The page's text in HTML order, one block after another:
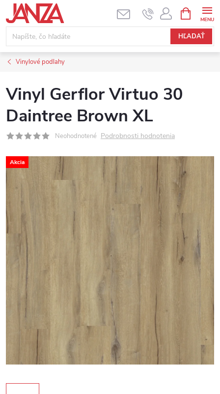
Prejsť na obsah
HĽADAŤ
Vinylové podlahy
Vinyl Gerflor Virtuo 30
Daintree Brown XL
Neohodnotené Podrobnosti hodnotenia
Akcia